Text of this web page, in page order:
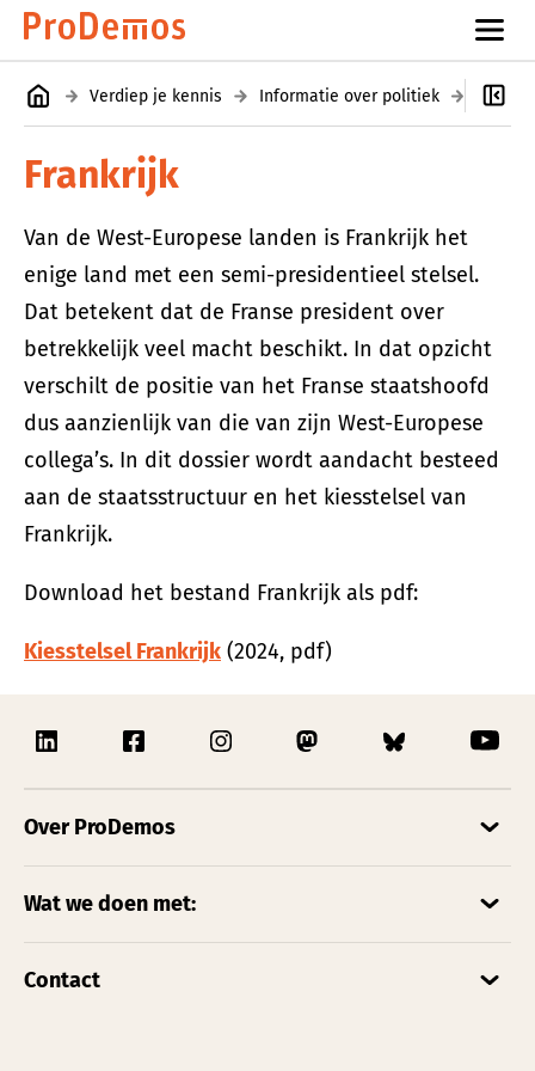
Verdiep je kennis Informatie over politiek
Frankrijk
Van de West-Europese landen is Frankrijk het
enige land met een semi-presidentieel stelsel.
Dat betekent dat de Franse president over
betrekkelijk veel macht beschikt. In dat opzicht
verschilt de positie van het Franse staatshoofd
dus aanzienlijk van die van zijn West-Europese
collega’s. In dit dossier wordt aandacht besteed
aan de staatsstructuur en het kiesstelsel van
Frankrijk.
Download het bestand Frankrijk als pdf:
Kiesstelsel Frankrijk (2024, pdf)
Over ProDemos
Wat we doen met:
Contact